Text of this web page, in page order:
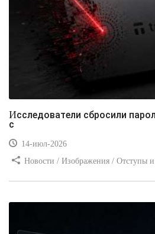
Исследователи сбросили пароль кошелька Tangem
с
14-июл-2026
Новости / Изображения / Отступы